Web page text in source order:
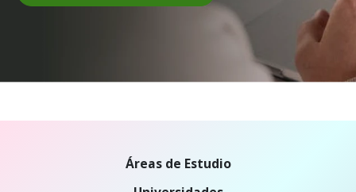
Áreas de Estudio